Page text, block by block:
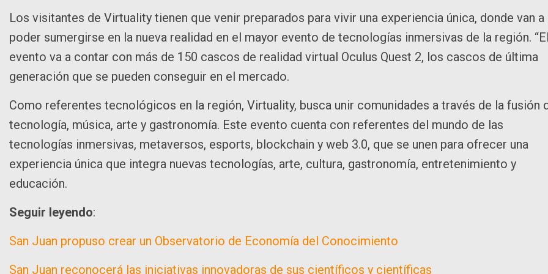
Los visitantes de Virtuality tienen que venir preparados para vivir una experiencia única, donde van a
poder sumergirse en la nueva realidad en el mayor evento de tecnologías inmersivas de la región.
evento va a contar con más de 150 cascos de realidad virtual Oculus Quest 2, los cascos de última
generación que se pueden conseguir en el mercado.
Como referentes tecnológicos en la región, Virtuality, busca unir comunidades a través de la fusión
tecnología, música, arte y gastronomía. Este evento cuenta con referentes del mundo de las
tecnologías inmersivas, metaversos, esports, blockchain y web 3.0, que se unen para ofrecer una
experiencia única que integra nuevas tecnologías, arte, cultura, gastronomía, entretenimiento y
educación.
Seguir leyendo:
San Juan propuso crear un Observatorio de Economía del Conocimiento
San Juan reconocerá las iniciativas innovadoras de sus científicos y científicas